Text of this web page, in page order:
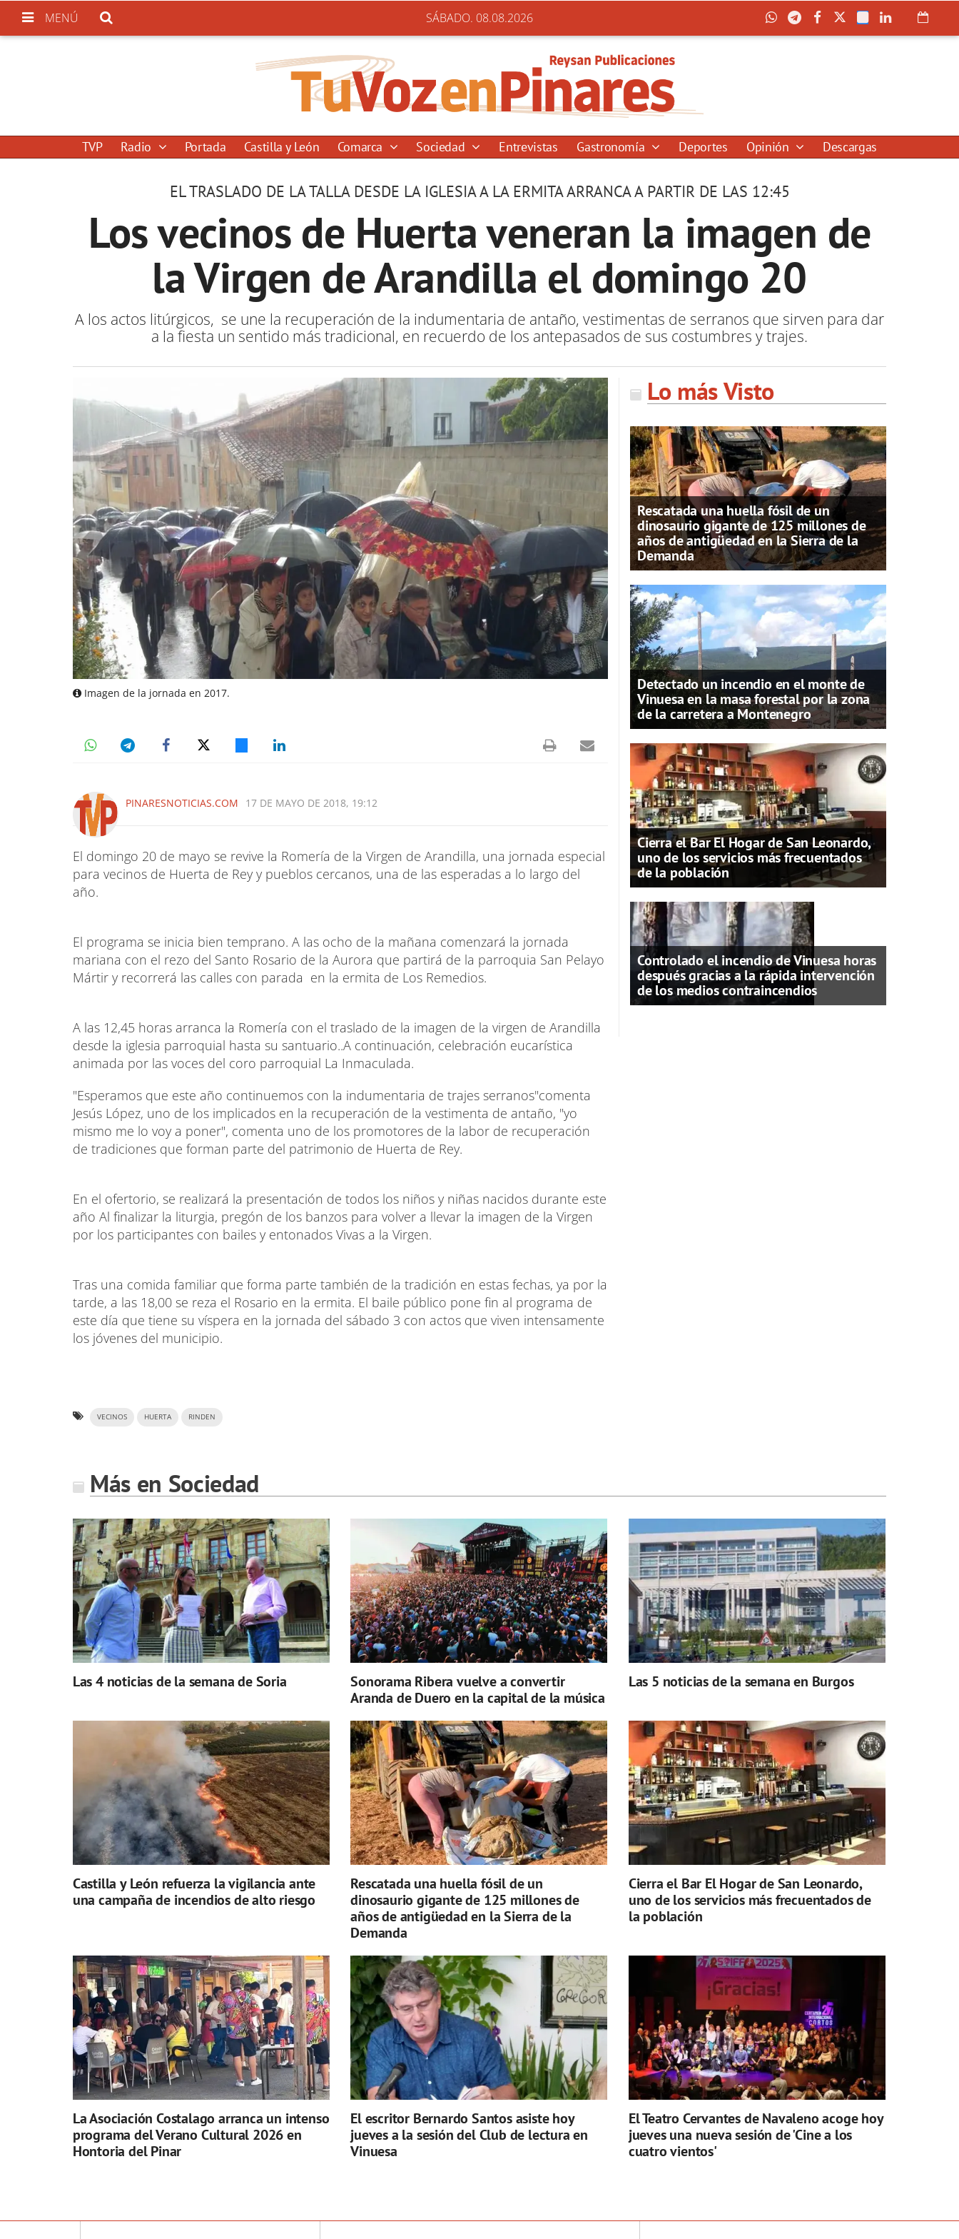
MENÚ SÁBADO. 08.08.2026
TVP Radio Portada Castilla y León Comarca Sociedad Entrevistas Gastronomía Deportes Opinión Descargas
EL TRASLADO DE LA TALLA DESDE LA IGLESIA A LA ERMITA ARRANCA A PARTIR DE LAS 12:45
Los vecinos de Huerta veneran la imagen de
la Virgen de Arandilla el domingo 20
A los actos litúrgicos, se une la recuperación de la indumentaria de antaño, vestimentas de serranos que sirven para dar
a la fiesta un sentido más tradicional, en recuerdo de los antepasados de sus costumbres y trajes.
Imagen de la jornada en 2017.
PINARESNOTICIAS.COM 17 DE MAYO DE 2018, 19:12
El domingo 20 de mayo se revive la Romería de la Virgen de Arandilla, una jornada especial
para vecinos de Huerta de Rey y pueblos cercanos, una de las esperadas a lo largo del
año.
El programa se inicia bien temprano. A las ocho de la mañana comenzará la jornada
mariana con el rezo del Santo Rosario de la Aurora que partirá de la parroquia San Pelayo
Mártir y recorrerá las calles con parada en la ermita de Los Remedios.
A las 12,45 horas arranca la Romería con el traslado de la imagen de la virgen de Arandilla
desde la iglesia parroquial hasta su santuario..A continuación, celebración eucarística
animada por las voces del coro parroquial La Inmaculada.
"Esperamos que este año continuemos con la indumentaria de trajes serranos"comenta
Jesús López, uno de los implicados en la recuperación de la vestimenta de antaño, "yo
mismo me lo voy a poner", comenta uno de los promotores de la labor de recuperación
de tradiciones que forman parte del patrimonio de Huerta de Rey.
En el ofertorio, se realizará la presentación de todos los niños y niñas nacidos durante este
año Al finalizar la liturgia, pregón de los banzos para volver a llevar la imagen de la Virgen
por los participantes con bailes y entonados Vivas a la Virgen.
Tras una comida familiar que forma parte también de la tradición en estas fechas, ya por la
tarde, a las 18,00 se reza el Rosario en la ermita. El baile público pone fin al programa de
este día que tiene su víspera en la jornada del sábado 3 con actos que viven intensamente
los jóvenes del municipio.
VECINOS HUERTA RINDEN
Lo más Visto
Rescatada una huella fósil de un
dinosaurio gigante de 125 millones de
años de antigüedad en la Sierra de la
Demanda
Detectado un incendio en el monte de
Vinuesa en la masa forestal por la zona
de la carretera a Montenegro
Cierra el Bar El Hogar de San Leonardo,
uno de los servicios más frecuentados
de la población
Controlado el incendio de Vinuesa horas
después gracias a la rápida intervención
de los medios contraincendios
Más en Sociedad
Las 4 noticias de la semana de Soria
Sonorama Ribera vuelve a convertir
Aranda de Duero en la capital de la música
Las 5 noticias de la semana en Burgos
Castilla y León refuerza la vigilancia ante
una campaña de incendios de alto riesgo
Rescatada una huella fósil de un
dinosaurio gigante de 125 millones de
años de antigüedad en la Sierra de la
Demanda
Cierra el Bar El Hogar de San Leonardo,
uno de los servicios más frecuentados de
la población
La Asociación Costalago arranca un intenso
programa del Verano Cultural 2026 en
Hontoria del Pinar
El escritor Bernardo Santos asiste hoy
jueves a la sesión del Club de lectura en
Vinuesa
El Teatro Cervantes de Navaleno acoge hoy
jueves una nueva sesión de 'Cine a los
cuatro vientos'